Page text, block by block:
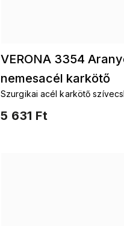
VERONA 3354
nemesacél karkötő
szívecskékkel és
5 631 Ft
Szurgikai acél karkötő